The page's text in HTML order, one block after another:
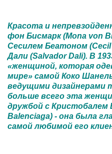
Красота и
фон Бисмарк (Mona von
Сесилем Беатоном
Дали (Salvador Dali). В
«женщиной, которая
мире» самой Коко
ведущими дизайнерами
больше всего эта
дружбой с Кристобалем
Balenciaga) - она была
самой любимой его